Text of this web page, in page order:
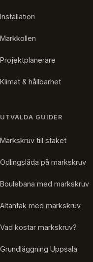
Installation
Markkollen
Projektplanerare
Klimat & hållbarhet
UTVALDA GUIDER
Markskruv till staket
Odlingslåda på markskruv
Boulebana med markskruv
Altantak med markskruv
Vad kostar markskruv?
Grundläggning Uppsala